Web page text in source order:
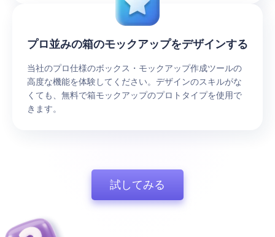
プロ並みの箱のモックアップをデザインする
当社のプロ仕様のボックス・モックアップ作成ツールの
高度な機能を体験してください。デザインのスキルがな
くても、無料で箱モックアップのプロトタイプを使用で
きます。
試してみる